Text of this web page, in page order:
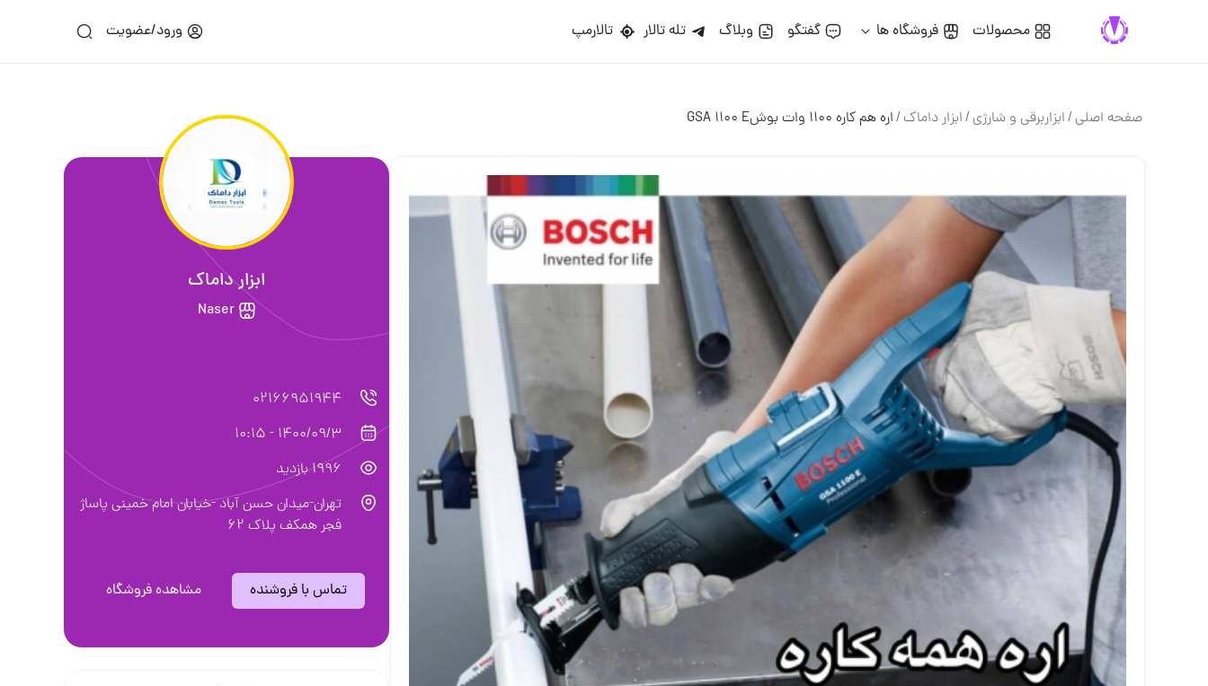
محصولات فروشگاه ها گفتگو وبلاگ تله تالار تالارمپ ورود/عضویت
صفحه اصلی/ابزاربرقی و شارژی/ابزار داماک/اره هم کاره 1100 وات بوشGSA 1100 E
ابزار داماک
Naser
02166951944
1400/09/3 - 10:15
1996 بازدید
تهران-میدان حسن آباد -خیابان امام خمینی پاساژ
فجر همکف پلاک 62
تماس با فروشنده مشاهده فروشگاه